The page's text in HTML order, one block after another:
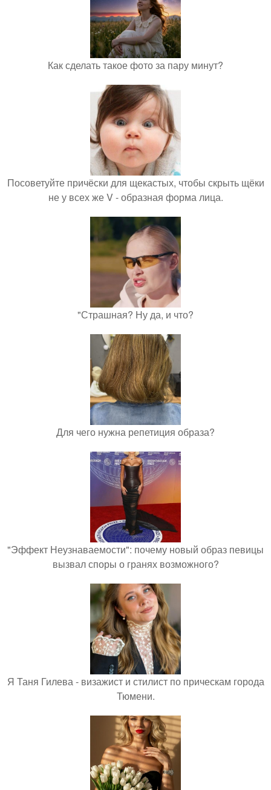
Как сделать такое фото за пару минут?
Посоветуйте причёски для щекастых, чтобы скрыть щёки
не у всех же V - образная форма лица.
"Страшная? Ну да, и что?
Для чего нужна репетиция образа?
"Эффект Неузнаваемости": почему новый образ певицы
вызвал споры о гранях возможного?
Я Таня Гилева - визажист и стилист по прическам города
Тюмени.